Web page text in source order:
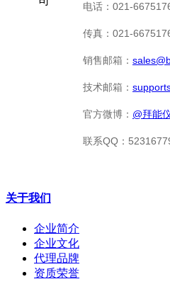
电话：021-
传真：021-
销售邮箱：
技术邮箱：
官方微博： @拜能
联系QQ：
关于我们
企业简介
企业文化
代理品牌
资质荣誉